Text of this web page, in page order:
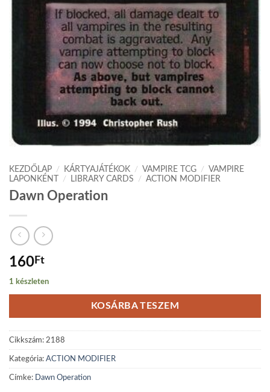
KEZDŐLAP / KÁRTYAJÁTÉKOK / VAMPIRE TCG / VAMPIRE
LAPONKÉNT
/ LIBRARY CARDS / ACTION MODIFIER
Dawn Operation
160Ft
1 készleten
KOSÁRBA TESZEM
Cikkszám: 2188
Kategória: ACTION MODIFIER
Címke: Dawn Operation